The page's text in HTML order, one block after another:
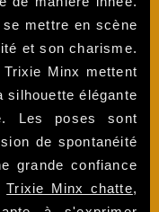
mettre en scène
et son charisme.
Minx mettent
silhouette élégante
Les poses sont
de spontanéité
grande confiance
Trixie Minx chatte,